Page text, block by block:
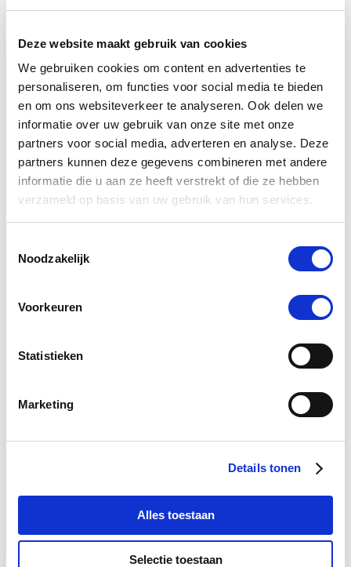
Deze website maakt gebruik van cookies
We gebruiken cookies om content en advertenties te
personaliseren, om functies voor social media te bieden
en om ons websiteverkeer te analyseren. Ook delen we
informatie over uw gebruik van onze site met onze
partners voor social media, adverteren en analyse. Deze
partners kunnen deze gegevens combineren met andere
informatie die u aan ze heeft verstrekt of die ze hebben
verzameld op basis van uw gebruik van hun services.
Noodzakelijk
Voorkeuren
Statistieken
Marketing
Details tonen
Alles toestaan
Selectie toestaan
verdient immers niets minder dan het beste, en dat is
Wat maakt De Paardendrogist uniek in
de markt voor paardensupplementen?
De Paardendrogist onderscheidt zich door zijn
toewijding aan kwaliteit en innovatie in de
gezondheidszorg van paarden. Met jarenlange
ervaring en een diepe kennis van paardenvoeding
en -welzijn, ontwikkelt De Paardendrogist
supplementen die nauwkeurig zijn afgestemd op de
vachtverzorging, elk product is samengesteld met
zorgvuldig geselecteerde ingrediënten om
Hoe zorgt De Paardendrogist voor de
producten?
producten zijn gegarandeerd door strenge
Welke soorten problemen adresseren
De Paardendrogist producten
voornamelijk?